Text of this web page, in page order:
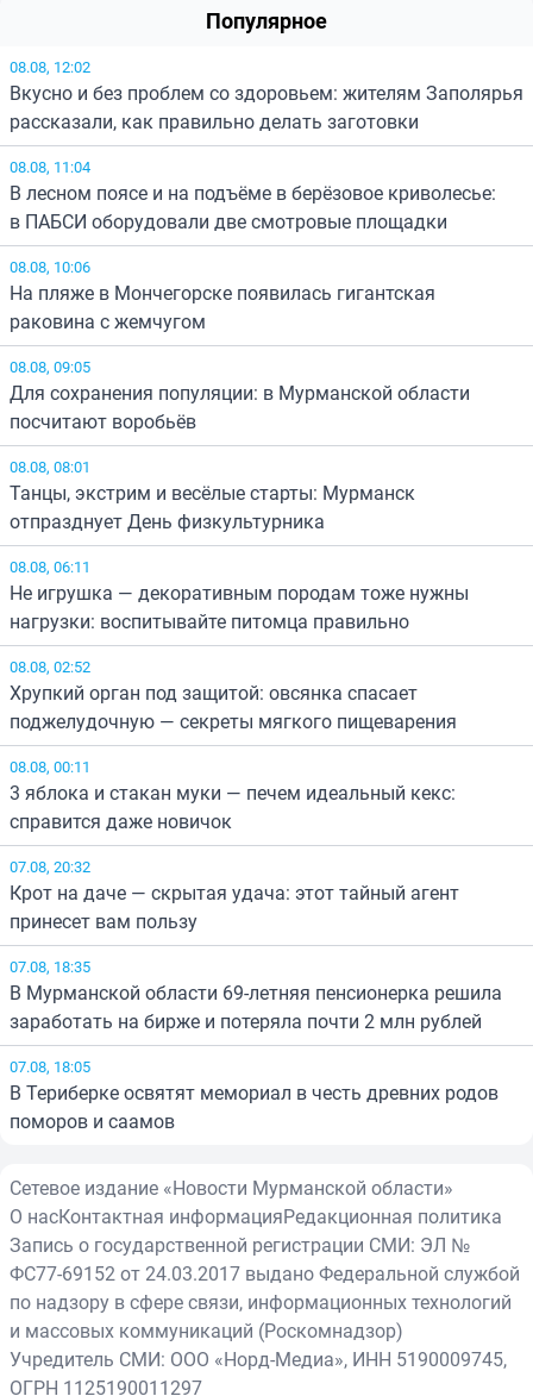
Популярное
08.08, 12:02
Вкусно и без проблем со здоровьем: жителям Заполярья
рассказали, как правильно делать заготовки
08.08, 11:04
В лесном поясе и на подъёме в берёзовое криволесье:
в ПАБСИ оборудовали две смотровые площадки
08.08, 10:06
На пляже в Мончегорске появилась гигантская
раковина с жемчугом
08.08, 09:05
Для сохранения популяции: в Мурманской области
посчитают воробьёв
08.08, 08:01
Танцы, экстрим и весёлые старты: Мурманск
отпразднует День физкультурника
08.08, 06:11
Не игрушка — декоративным породам тоже нужны
нагрузки: воспитывайте питомца правильно
08.08, 02:52
Хрупкий орган под защитой: овсянка спасает
поджелудочную — секреты мягкого пищеварения
08.08, 00:11
3 яблока и стакан муки — печем идеальный кекс:
справится даже новичок
07.08, 20:32
Крот на даче — скрытая удача: этот тайный агент
принесет вам пользу
07.08, 18:35
В Мурманской области 69-летняя пенсионерка решила
заработать на бирже и потеряла почти 2 млн рублей
07.08, 18:05
В Териберке освятят мемориал в честь древних родов
поморов и саамов
Сетевое издание «Новости Мурманской области»
О насКонтактная информацияРедакционная политика
Запись о государственной регистрации СМИ: ЭЛ №
ФС77-69152 от 24.03.2017 выдано Федеральной службой
по надзору в сфере связи, информационных технологий
и массовых коммуникаций (Роскомнадзор)
Учредитель СМИ: ООО «Норд-Медиа», ИНН 5190009745,
ОГРН 1125190011297